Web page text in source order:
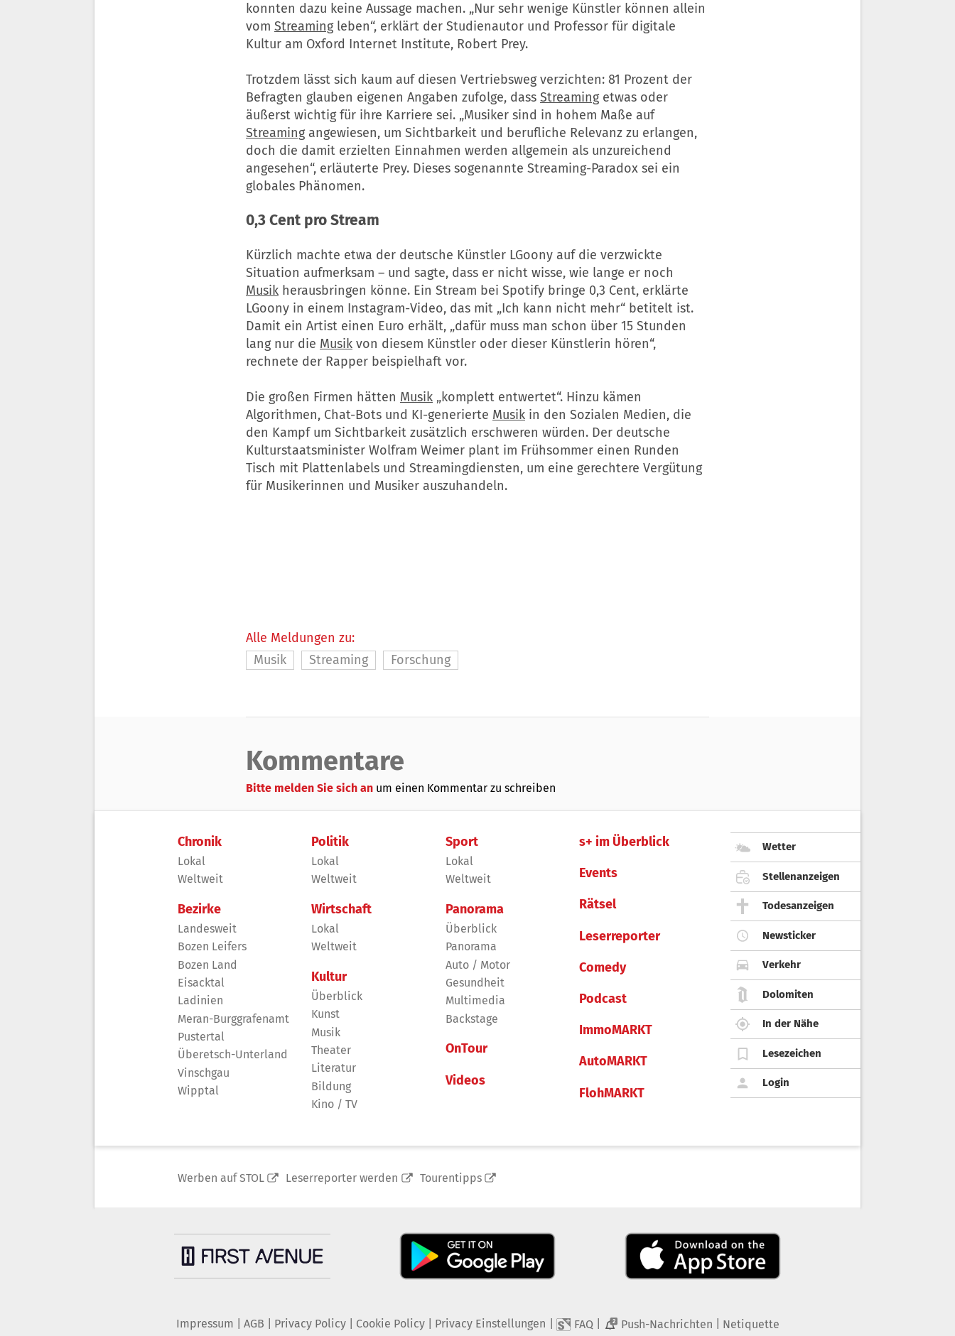
konnten dazu keine Aussage machen. „Nur sehr wenige Künstler können allein
vom Streamingleben“, erklärt der Studienautor und Professor für digitale
Kultur am Oxford Internet Institute, Robert Prey.
Trotzdem lässt sich kaum auf diesen Vertriebsweg verzichten: 81 Prozent der
Befragten glauben eigenen Angaben zufolge, dass Streamingetwas oder
äußerst wichtig für ihre Karriere sei. „Musiker sind in hohem Maße auf
Streamingangewiesen, um Sichtbarkeit und berufliche Relevanz zu erlangen,
doch die damit erzielten Einnahmen werden allgemein als unzureichend
angesehen“, erläuterte Prey. Dieses sogenannte Streaming-Paradox sei ein
globales Phänomen.
0,3 Cent pro Stream
Kürzlich machte etwa der deutsche Künstler LGoony auf die verzwickte
Situation aufmerksam – und sagte, dass er nicht wisse, wie lange er noch
Musik herausbringen könne. Ein Stream bei Spotify bringe 0,3 Cent, erklärte
LGoony in einem Instagram-Video, das mit „Ich kann nicht mehr“ betitelt ist.
Damit ein Artist einen Euro erhält, „dafür muss man schon über 15 Stunden
lang nur die Musik von diesem Künstler oder dieser Künstlerin hören“,
rechnete der Rapper beispielhaft vor.
Die großen Firmen hätten Musik „komplett entwertet“. Hinzu kämen
Algorithmen, Chat-Bots und KI-generierte Musik in den Sozialen Medien, die
den Kampf um Sichtbarkeit zusätzlich erschweren würden. Der deutsche
Kulturstaatsminister Wolfram Weimer plant im Frühsommer einen Runden
Tisch mit Plattenlabels und Streamingdiensten, um eine gerechtere Vergütung
für Musikerinnen und Musiker auszuhandeln.
Alle Meldungen zu:
Musik
Streaming Forschung
Kommentare
Bitte melden Sie sich an um einen Kommentar zu schreiben
Chronik
Lokal
Weltweit
Bezirke
Landesweit
Bozen Leifers
Bozen Land
Eisacktal
Ladinien
Meran-Burggrafenamt
Pustertal
Überetsch-Unterland
Vinschgau
Wipptal
Politik
Lokal
Weltweit
Wirtschaft
Lokal
Weltweit
Kultur
Überblick
Kunst
Musik
Theater
Literatur
Bildung
Kino / TV
Sport
Lokal
Weltweit
Panorama
Überblick
Panorama
Auto / Motor
Gesundheit
Multimedia
Backstage
OnTour
Videos
s+ im Überblick
Events
Rätsel
Leserreporter
Comedy
Podcast
ImmoMARKT
AutoMARKT
FlohMARKT
Wetter
Stellenanzeigen
Todesanzeigen
Newsticker
Verkehr
Dolomiten
In der Nähe
Lesezeichen
Login
Werben auf STOL Leserreporter werden Tourentipps
Impressum AGB Privacy Policy| Cookie Policy| Privacy Einstellungen FAQ 2 Push-Nachrichten Netiquette